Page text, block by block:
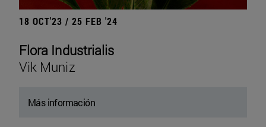
18 OCT'23 / 25 FEB '24
Flora Industrialis
Vik Muniz
Más información